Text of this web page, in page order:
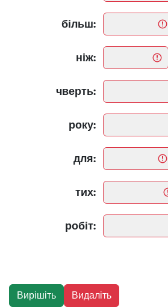
більш:
ніж:
чверть:
року:
для:
тих:
робіт: